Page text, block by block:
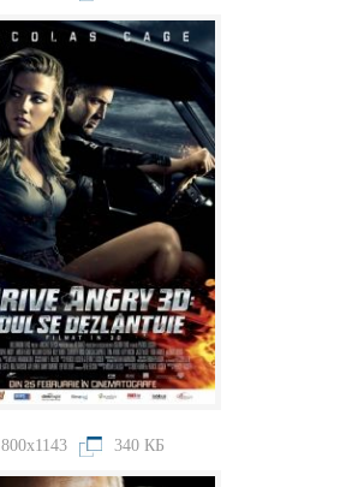
800x1143 340 КБ